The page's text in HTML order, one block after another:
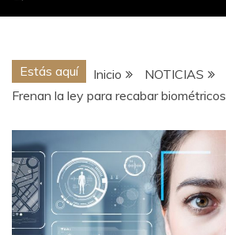
Estás aquí Inicio
NOTICIAS
Frenan la ley para recabar biométricos